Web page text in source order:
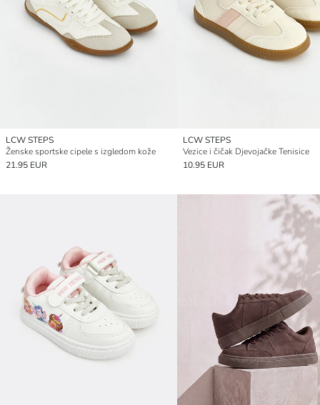
LCW STEPS
Ženske sportske cipele s izgledom kože
21.95 EUR
LCW STEPS
Vezice i čičak Djevojačke Tenisice
10.95 EUR